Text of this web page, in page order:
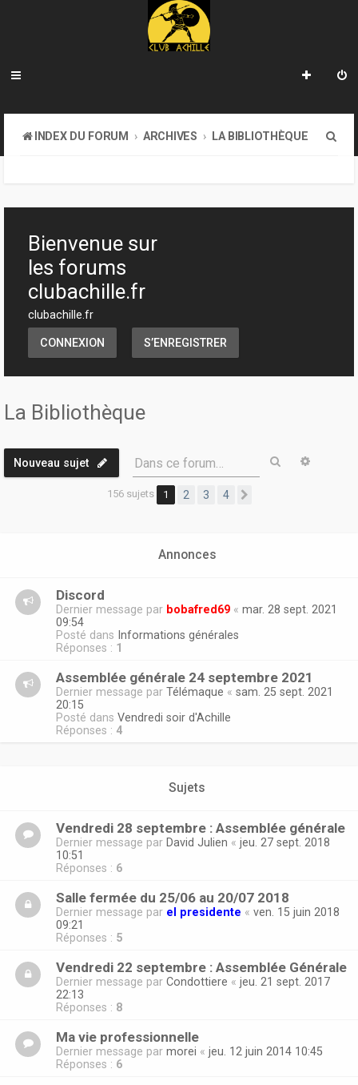
INDEX DU FORUM ARCHIVES LA BIBLIOTHÈQUE
h
Bienvenue sur
les forums
clubachille.fr
clubachille.fr
CONNEXION S’ENREGISTRER
La Bibliothèque
Nouveau sujet Dans ce forum… Rechercher
156 sujets 1 2 3 4
Annonces
Discord
Dernier message par bobafred69 « mar. 28 sept. 2021
09:54
Posté dans Informations générales
Réponses : 1
Assemblée générale 24 septembre 2021
Dernier message par Télémaque « sam. 25 sept. 2021
20:15
Posté dans Vendredi soir d'Achille
Réponses : 4
Sujets
Vendredi 28 septembre : Assemblée générale
Dernier message par David Julien « jeu. 27 sept. 2018
10:51
Réponses : 6
Salle fermée du 25/06 au 20/07 2018
Dernier message par el presidente « ven. 15 juin 2018
09:21
Réponses : 5
Vendredi 22 septembre : Assemblée Générale
Dernier message par Condottiere « jeu. 21 sept. 2017
22:13
Réponses : 8
Ma vie professionnelle
Dernier message par morei « jeu. 12 juin 2014 10:45
Réponses : 6